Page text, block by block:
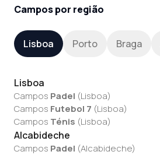
Campos por região
Lisboa Porto Braga
Lisboa
Campos Padel (Lisboa)
Campos Futebol 7 (Lisboa)
Campos Ténis (Lisboa)
Alcabideche
Campos Padel (Alcabideche)